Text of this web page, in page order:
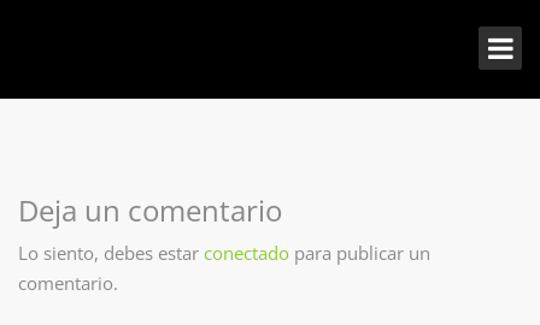
Deja un comentario
Lo siento, debes estar conectado para publicar un
comentario.